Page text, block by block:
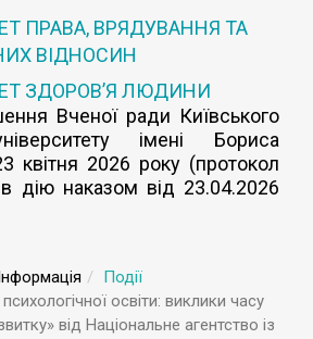
ПРАВА, ВРЯДУВАННЯ ТА
ВІДНОСИН
ЗДОРОВ’Я ЛЮДИНИ
Вченої ради Київського
імені Бориса
квітня 2026 року (протокол
наказом від 23.04.2026
Події
освіти: виклики часу
від Національне агентство із